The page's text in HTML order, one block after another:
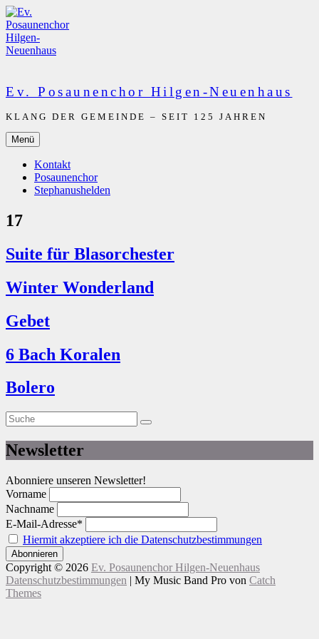
Zum
Inhalt
springen
Ev. Posaunenchor Hilgen-Neuenhaus
KLANG DER GEMEINDE – SEIT 125 JAHREN
Menü
Kontakt
Posaunenchor
Stephanushelden
17
Suite für Blasorchester
Winter Wonderland
Gebet
6 Bach Koralen
Bolero
Suche
nach:
Suche
Newsletter
Abonniere unseren Newsletter!
Vorname
Nachname
E-Mail-Adresse*
Hiermit akzeptiere ich die Datenschutzbestimmungen
Copyright © 2026 Ev. Posaunenchor Hilgen-Neuenhaus
Datenschutzbestimmungen | My Music Band Pro von Catch
Themes